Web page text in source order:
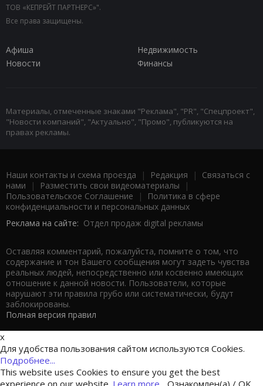
ТОВ «КЕПРЕЙТ ПАРТНЕРС»".
Все права защищены.
Афиша
Недвижимость
Новости
Финансы
Материалы, отмеченные знаками "Реклама", "PR", "Спецпроект",
"Новости компаний", "Актуально", "Промо", публикуются на
правах рекламы.
Наши контакты и схема проезда | Редакция | Связаться с
нами | Разместить свои видеоматериалы |
Пользовательское Соглашение |
Политика в сфере
конфиденциальности и персональных данных
Реклама на сайте: Отдел продаж digital рекламы
Оставляя комментарий, пожалуйста, помните о том, что
содержание и тон Вашего сообщения могут задеть чувства
реальных людей, непосредственно или косвенно имеющих
отношение к данной новости. Пользователи, которые
нарушают эти правила грубо или систематически, будут
заблокированы.
Полная версия правил
x
Для удобства пользования сайтом используются Cookies.
Подробнее...
This website uses Cookies to ensure you get the best